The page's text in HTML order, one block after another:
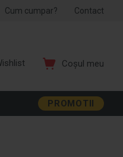
Cum cumpar? Contact
Coșul meu
PROMOTII